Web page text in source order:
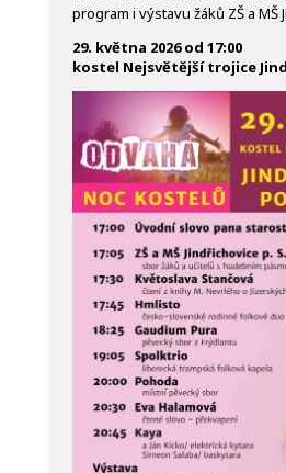
program i výstavu žáků ZŠ a MŠ
29. května 2026 od 17:00
kostel Nejsvětější trojice